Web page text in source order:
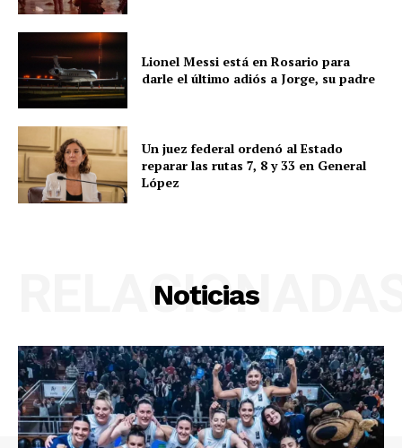
Lionel Messi está en Rosario para
darle el último adiós a Jorge, su padre
Un juez federal ordenó al Estado
reparar las rutas 7, 8 y 33 en General
López
Noticias